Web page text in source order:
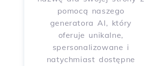
pomocą naszego
generatora AI, który
oferuje unikalne,
spersonalizowane i
natychmiast dostępne